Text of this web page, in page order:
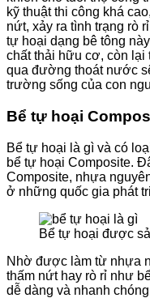
kỹ thuật thi công khá
nứt, xảy ra tình trạng rò
tự hoại dạng bê tông
chất thải hữu cơ, còn lại
qua đường thoát nước
trường sống của con
Bể tự hoại
Bể tự hoại là gì và có
bể tự hoại Composite.
Composite, nhựa
ở những quốc gia phát
Bể tự hoại được
Nhờ được làm từ nhựa
thấm nứt hay rò rỉ như
dễ dàng và nhanh